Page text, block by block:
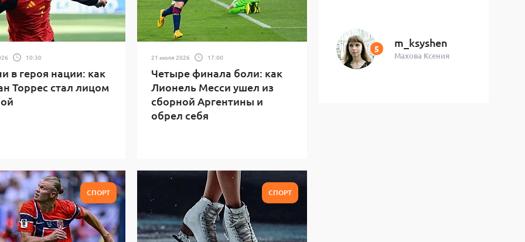
10:30
в героя нации: как
Торрес стал лицом
21 июля 2026 17:00
Четыре финала боли: как
Лионель Месси ушел из
сборной Аргентины и
обрел себя
СПОРТ СПОРТ
m_ksyshen
Махова Ксения